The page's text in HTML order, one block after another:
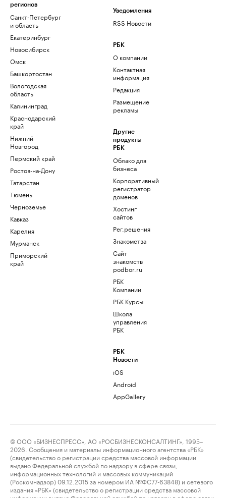
регионов
Санкт-Петербург
и область
Екатеринбург
Новосибирск
Омск
Башкортостан
Вологодская
область
Калининград
Краснодарский
край
Нижний
Новгород
Пермский край
Ростов-на-Дону
Татарстан
Тюмень
Черноземье
Кавказ
Карелия
Мурманск
Приморский
край
Уведомления
RSS Новости
РБК
О компании
Контактная
информация
Редакция
Размещение
рекламы
Другие
продукты
РБК
Облако для
бизнеса
Корпоративный
регистратор
доменов
Хостинг
сайтов
Рег.решения
Знакомства
Сайт
знакомств
podbor.ru
РБК
Компании
РБК Курсы
Школа
управления
РБК
РБК
Новости
iOS
Android
AppGallery
© ООО «БИЗНЕСПРЕСС», АО «РОСБИЗНЕСКОНСАЛТИНГ», 1995–
2026. Сообщения и материалы информационного агентства «РБК»
(свидетельство о регистрации средства массовой информации
выдано Федеральной службой по надзору в сфере связи,
информационных технологий и массовых коммуникаций
(Роскомнадзор) 09.12.2015 за номером ИА №ФС77-63848) и сетевого
издания «РБК» (свидетельство о регистрации средства массовой